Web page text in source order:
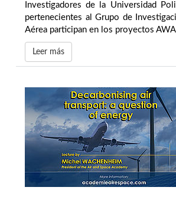
Investigadores de la Universidad
pertenecientes al Grupo de
Aérea participan en los proyectos
Leer más